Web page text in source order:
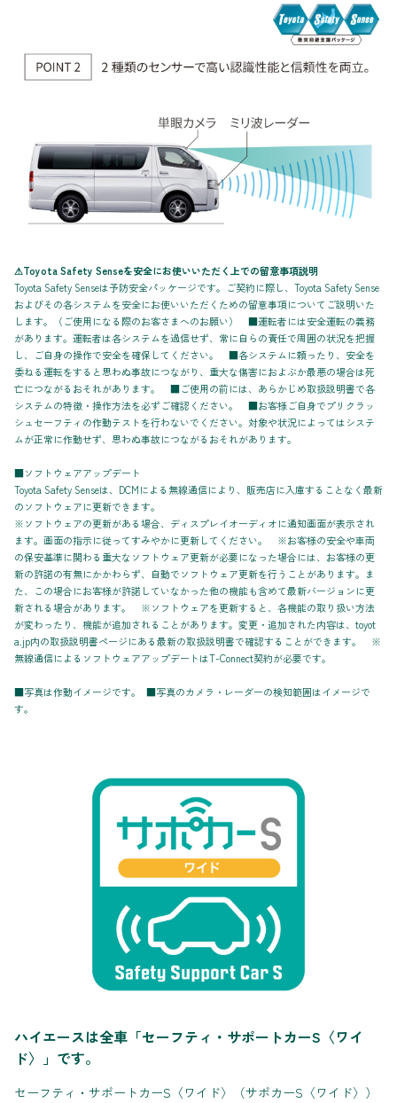
⚠Toyota Safety Senseを安全にお使いいただく上での留意事項説明
Toyota Safety Senseは予防安全パッケージです。ご契約に際し、Toyota Safety Sense
およびその各システムを安全にお使いいただくための留意事項についてご説明いた
します。（ご使用になる際のお客さまへのお願い） ■運転者には安全運転の義務
があります。運転者は各システムを過信せず、常に自らの責任で周囲の状況を把握
し、ご自身の操作で安全を確保してください。 ■各システムに頼ったり、安全を
委ねる運転をすると思わぬ事故につながり、重大な傷害におよぶか最悪の場合は死
亡につながるおそれがあります。 ■ご使用の前には、あらかじめ取扱説明書で各
システムの特徴・操作方法を必ずご確認ください。 ■お客様ご自身でプリクラッ
シュセーフティの作動テストを行わないでください。対象や状況によってはシステ
ムが正常に作動せず、思わぬ事故につながるおそれがあります。
■ソフトウェアアップデート
Toyota Safety Senseは、DCMによる無線通信により、販売店に入庫することなく最新
のソフトウェアに更新できます。
※ソフトウェアの更新がある場合、ディスプレイオーディオに通知画面が表示され
ます。画面の指示に従ってすみやかに更新してください。 ※お客様の安全や車両
の保安基準に関わる重大なソフトウェア更新が必要になった場合には、お客様の更
新の許諾の有無にかかわらず、自動でソフトウェア更新を行うことがあります。ま
た、この場合にお客様が許諾していなかった他の機能も含めて最新バージョンに更
新される場合があります。 ※ソフトウェアを更新すると、各機能の取り扱い方法
が変わったり、機能が追加されることがあります。変更・追加された内容は、toyot
a.jp内の取扱説明書ページにある最新の取扱説明書で確認することができます。 ※
無線通信によるソフトウェアアップデートはT-Connect契約が必要です。
■写真は作動イメージです。 ■写真のカメラ・レーダーの検知範囲はイメージで
す。
ハイエースは全車「セーフティ・サポートカーS〈ワイ
ド〉」です。
セーフティ・サポートカーS〈ワイド〉（サポカーS〈ワイド〉）